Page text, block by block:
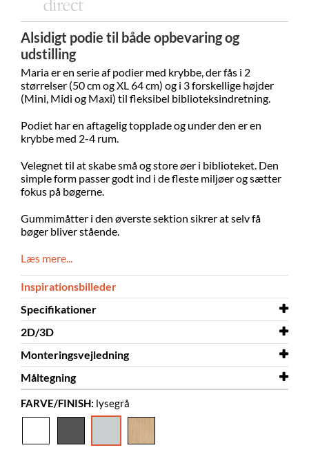
Alsidigt podie til både opbevaring og
udstilling
Maria er en serie af podier med krybbe, der fås i 2
størrelser (50 cm og XL 64 cm) og i 3 forskellige højder
(Mini, Midi og Maxi) til fleksibel biblioteksindretning.
Podiet har en aftagelig topplade og under den er en
krybbe med 2-4 rum.
Velegnet til at skabe små og store øer i biblioteket. Den
simple form passer godt ind i de fleste miljøer og sætter
fokus på bøgerne.
Gummimåtter i den øverste sektion sikrer at selv få
bøger bliver stående.
Læs mere...
Inspirationsbilleder
Specifikationer
Bredde
Dybde
Højde
Farve
2D/3D
2D/3D Maria Maxi 3D.dwg
Monteringsvejledning
Monteringsvejledning Maria Maxi
Måltegning
Måltegning
FARVE/FINISH: lysegrå